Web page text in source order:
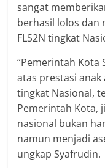
sangat
berhasil lolos dan
FLS2N tingkat
“Pemerintah Kota
atas prestasi anak
tingkat Nasional,
Pemerintah Kota,
nasional bukan
namun menjadi
ungkap Syafrudin.